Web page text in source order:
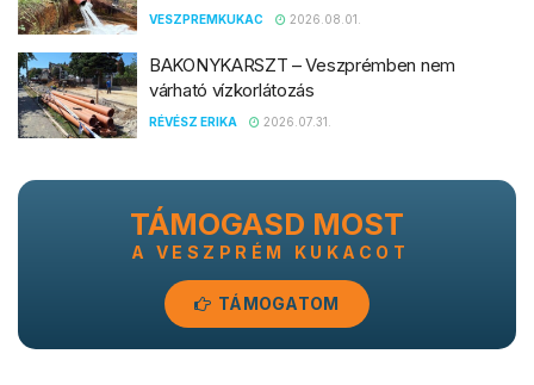
VESZPREMKUKAC 2026.08.01.
BAKONYKARSZT – Veszprémben nem
várható vízkorlátozás
RÉVÉSZ ERIKA 2026.07.31.
TÁMOGASD MOST
A VESZPRÉM KUKACOT
TÁMOGATOM